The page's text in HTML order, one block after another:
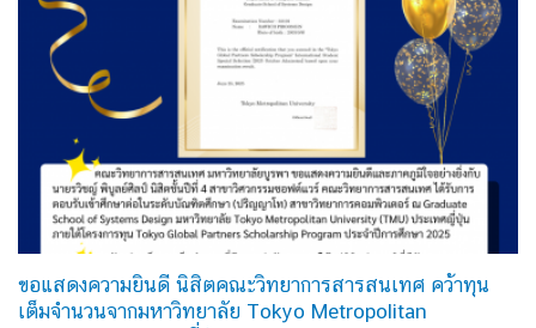
ขอแสดงความยินดี นิสิตคณะวิทยาการสารสนเทศ คว้าทุน
เต็มจำนวนจากมหาวิทยาลัย Tokyo Metropolitan